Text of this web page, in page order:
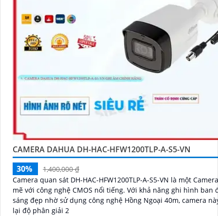
CAMERA DAHUA DH-HAC-HFW1200TLP-A-S5-VN
30%
1,400,000 ₫
Camera quan sát DH-HAC-HFW1200TLP-A-S5-VN là một
mẽ với công nghệ CMOS nổi tiếng. Với khả năng ghi hình ban đêm
sáng đẹp nhờ sử dụng công nghệ Hồng Ngoại 40m, camera
lại độ phân giải 2